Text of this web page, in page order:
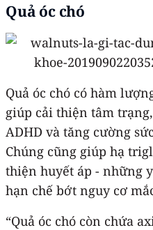
Quả óc chó
Quả óc chó có hàm
giúp cải thiện tâm
ADHD và tăng cường
Chúng cũng giúp hạ
thiện huyết áp - những
hạn chế bớt nguy cơ
“Quả óc chó còn chứa